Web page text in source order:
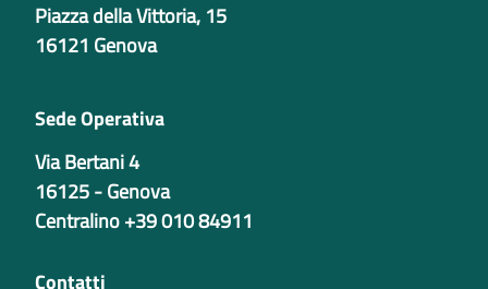
Piazza della Vittoria, 15
16121 Genova
Sede Operativa
Via Bertani 4
16125 - Genova
Centralino +39 010 84911
Contatti